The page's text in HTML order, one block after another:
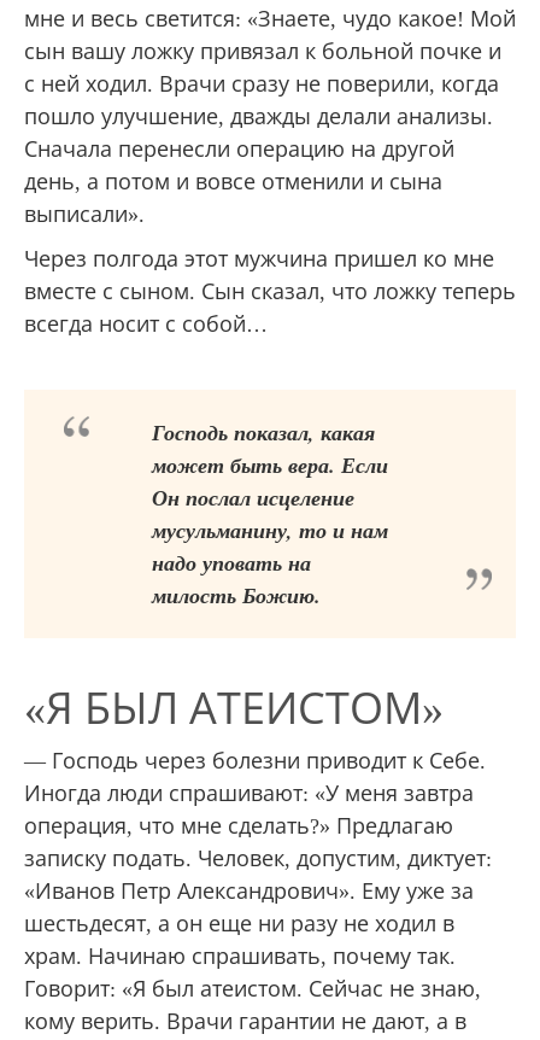
мне и весь светится: «Знаете, чудо какое! Мой
сын вашу ложку привязал к больной почке и
с ней ходил. Врачи сразу не поверили, когда
пошло улучшение, дважды делали анализы.
Сначала перенесли операцию на другой
день, а потом и вовсе отменили и сына
выписали».
Через полгода этот мужчина пришел ко мне
вместе с сыном. Сын сказал, что ложку теперь
всегда носит с собой…
Господь показал, какая
может быть вера. Если
Он послал исцеление
мусульманину, то и нам
надо уповать на
милость Божию.
«Я БЫЛ АТЕИСТОМ»
— Господь через болезни приводит к Себе.
Иногда люди спрашивают: «У меня завтра
операция, что мне сделать?» Предлагаю
записку подать. Человек, допустим, диктует:
«Иванов Петр Александрович». Ему уже за
шестьдесят, а он еще ни разу не ходил в
храм. Начинаю спрашивать, почему так.
Говорит: «Я был атеистом. Сейчас не знаю,
кому верить. Врачи гарантии не дают, а в